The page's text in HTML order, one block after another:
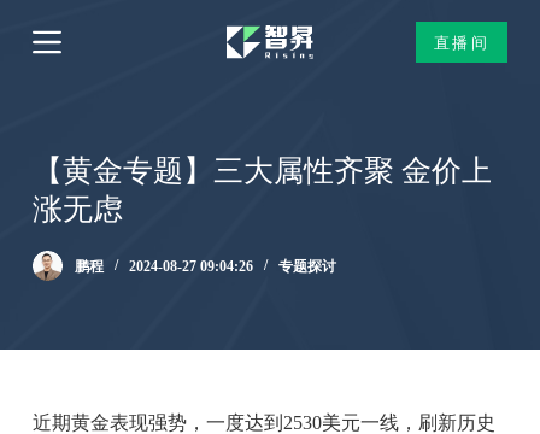
跳
过
直播间
【黄金专题】三大属性齐聚 金价上
涨无虑
鹏程 2024-08-27 09:04:26 专题探讨
近期黄金表现强势，一度达到2530美元一线，刷新历史